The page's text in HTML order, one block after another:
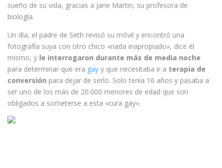
sueño de su vida, gracias a Jane Martin, su profesora de
biología.
Un día, el padre de Seth revisó su móvil y encontró una
fotografía suya con otro chico «nada inapropiado», dice él
mismo, y le interrogaron durante más de media noche
para determinar que era gay y que necesitaba ir a terapia de
conversión para dejar de serlo. Solo tenía 16 años y pasaba a
ser uno de los más de 20.000 menores de edad que son
obligados a someterse a esta «cura gay».